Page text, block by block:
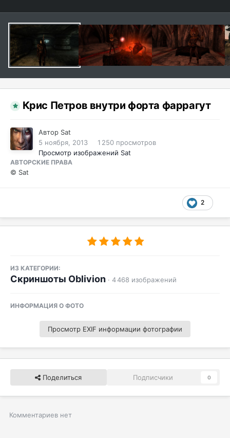
Крис Петров внутри форта фаррагут
Автор Sat
5 ноября, 2013
1 250 просмотров
Просмотр изображений Sat
АВТОРСКИЕ ПРАВА
© Sat
2
ИЗ КАТЕГОРИИ:
Скриншоты Oblivion · 4 468 изображений
ИНФОРМАЦИЯ О ФОТО
Просмотр EXIF информации фотографии
Поделиться Подписчики 0
Комментариев нет